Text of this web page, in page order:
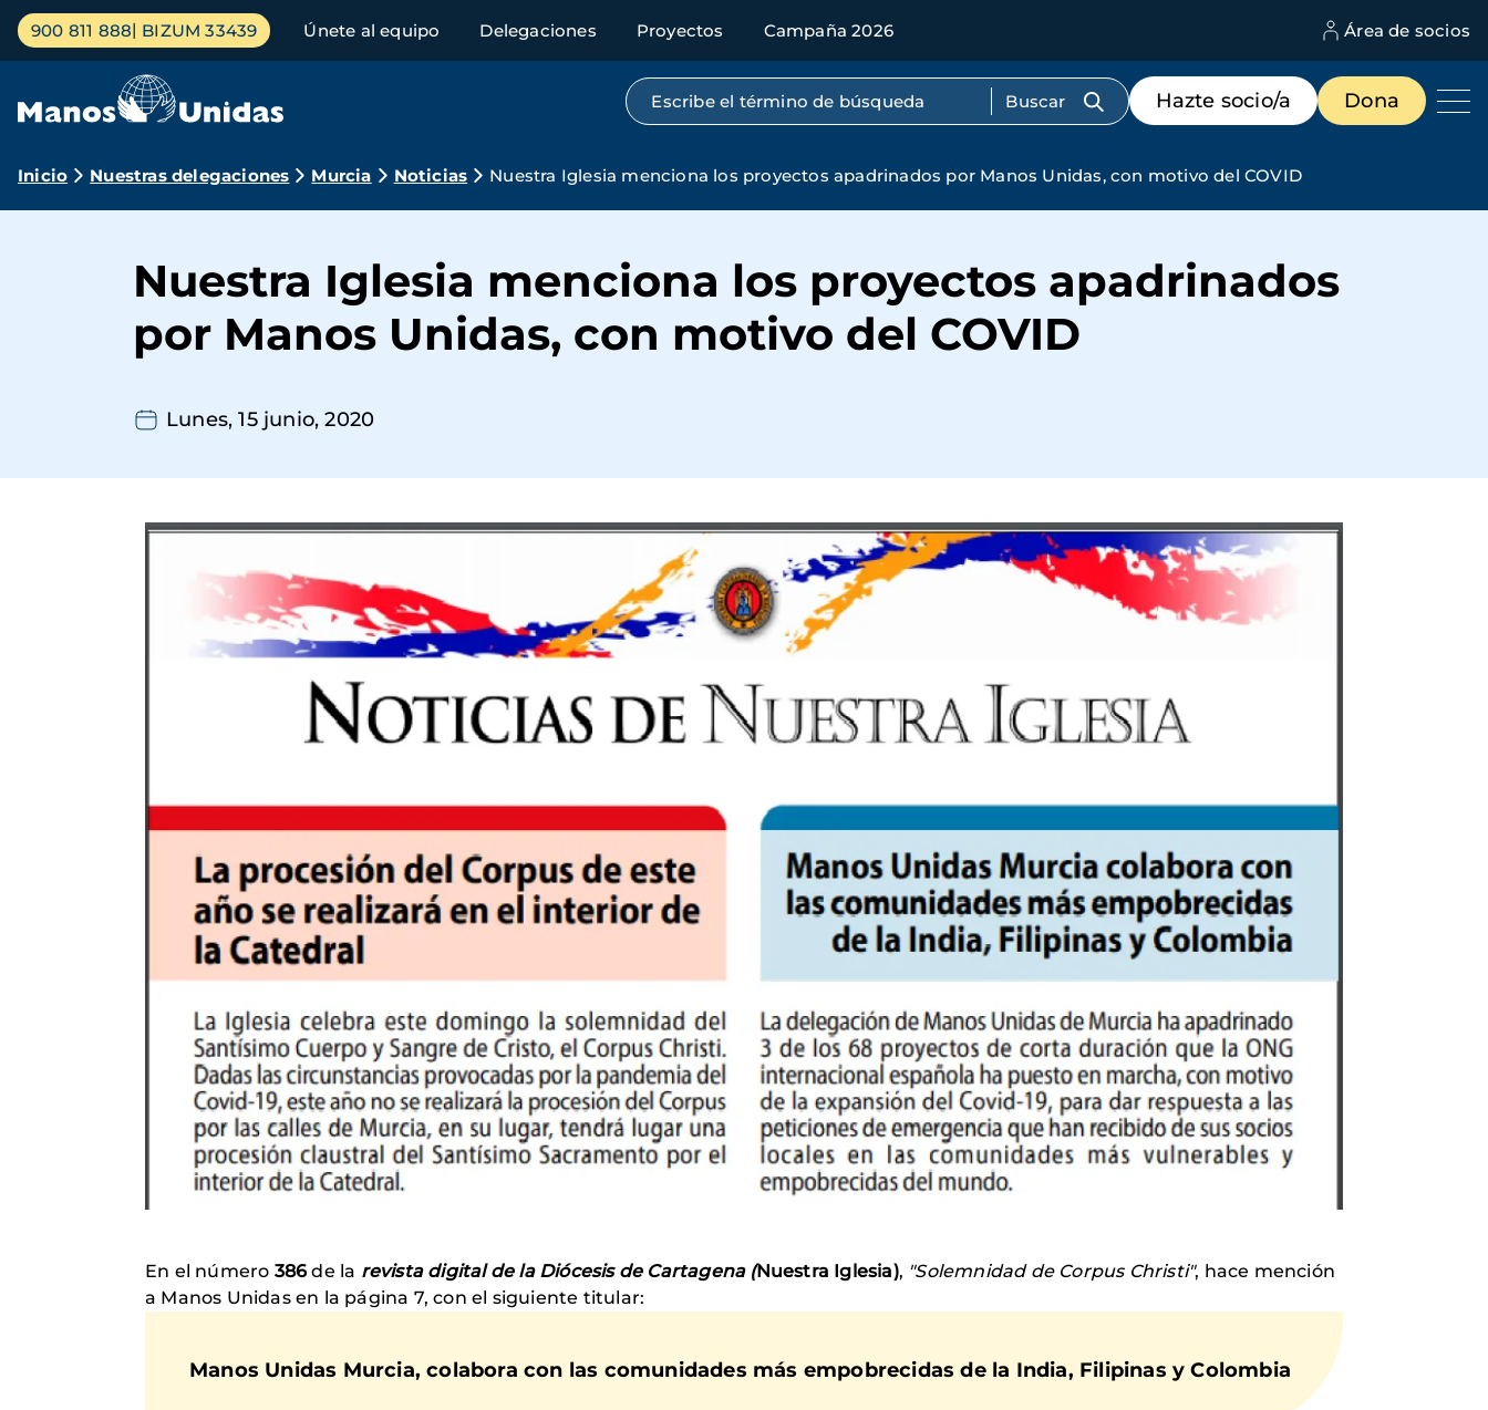
Pasar
contenido
Menú
principal
900 811 888 BIZUM 33439 Únete al equipo Delegaciones Proyectos Campaña 2026 Área de socios
Búsqueda por texto completo
Menú
de
destacados
Hazte socio/a Dona
Ruta
navegación
Inicio Nuestras delegaciones Murcia Noticias Nuestra Iglesia menciona los proyectos apadrinados por Manos Unidas, con motivo del COVID
Nuestra Iglesia menciona los proyectos apadrinados
por Manos Unidas, con motivo del COVID
Lunes, 15 junio, 2020
En el número 386 de la revista digital de la Diócesis de Cartagena (Nuestra Iglesia), "Solemnidad de Corpus Christi", hace mención
a Manos Unidas en la página 7, con el siguiente titular:
Manos Unidas Murcia, colabora con las comunidades más empobrecidas de la India, Filipinas y Colombia